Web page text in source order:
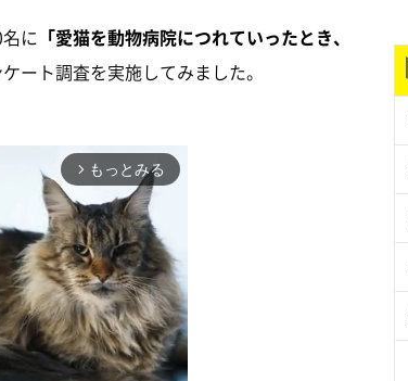
に 「愛猫を動物病院につれていったとき、
ート調査を実施してみました。
arrow_forward_ios もっとみる